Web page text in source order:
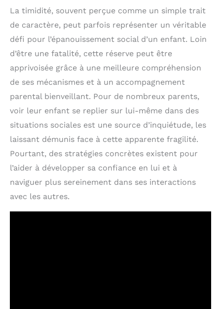
La timidité, souvent perçue comme un simple trait
de caractère, peut parfois représenter un véritable
défi pour l’épanouissement social d’un enfant. Loin
d’être une fatalité, cette réserve peut être
apprivoisée grâce à une meilleure compréhension
de ses mécanismes et à un accompagnement
parental bienveillant. Pour de nombreux parents,
voir leur enfant se replier sur lui-même dans des
situations sociales est une source d’inquiétude, les
laissant démunis face à cette apparente fragilité.
Pourtant, des stratégies concrètes existent pour
l’aider à développer sa confiance en lui et à
naviguer plus sereinement dans ses interactions
avec les autres.